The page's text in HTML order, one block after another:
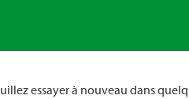
essayer à nouveau dans